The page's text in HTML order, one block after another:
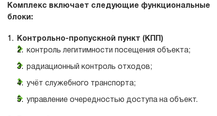
Комплекс включает следующие функциональные
блоки:
Контрольно-пропускной пункт (КПП)
контроль легитимности посещения объекта;
радиационный контроль отходов;
учёт служебного транспорта;
управление очередностью доступа на объект.